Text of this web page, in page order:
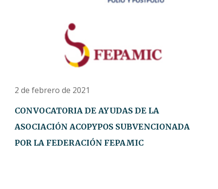
2 de febrero de 2021
CONVOCATORIA DE AYUDAS DE LA
ASOCIACIÓN ACOPYPOS SUBVENCIONADA
POR LA FEDERACIÓN FEPAMIC